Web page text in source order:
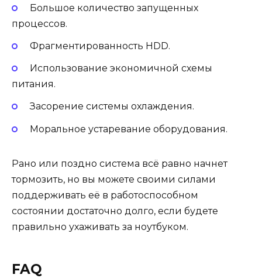
Большое количество запущенных
процессов.
Фрагментированность HDD.
Использование экономичной схемы
питания.
Засорение системы охлаждения.
Моральное устаревание оборудования.
Рано или поздно система всё равно начнет
тормозить, но вы можете своими силами
поддерживать её в работоспособном
состоянии достаточно долго, если будете
правильно ухаживать за ноутбуком.
FAQ